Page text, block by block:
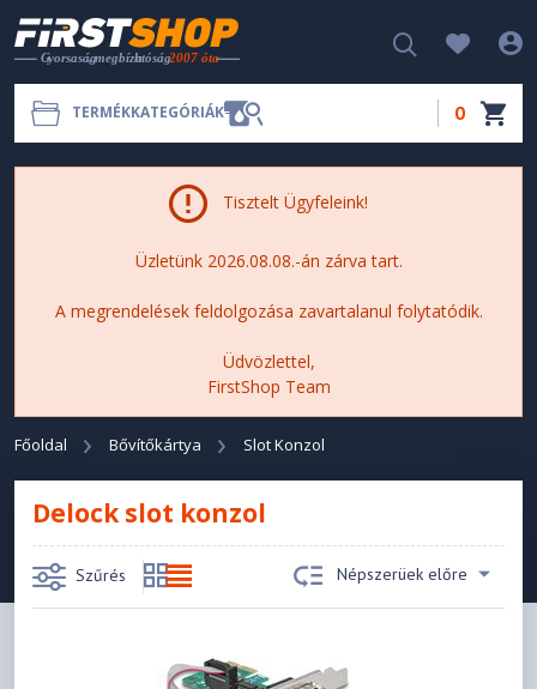
TERMÉKKATEGÓRIÁK 0
Tisztelt Ügyfeleink!
Üzletünk 2026.08.08.-án zárva tart.
A megrendelések feldolgozása zavartalanul folytatódik.
Üdvözlettel,
FirstShop Team
Főoldal Bővítőkártya Slot Konzol
Delock slot konzol
Szűrés Népszerüek előre